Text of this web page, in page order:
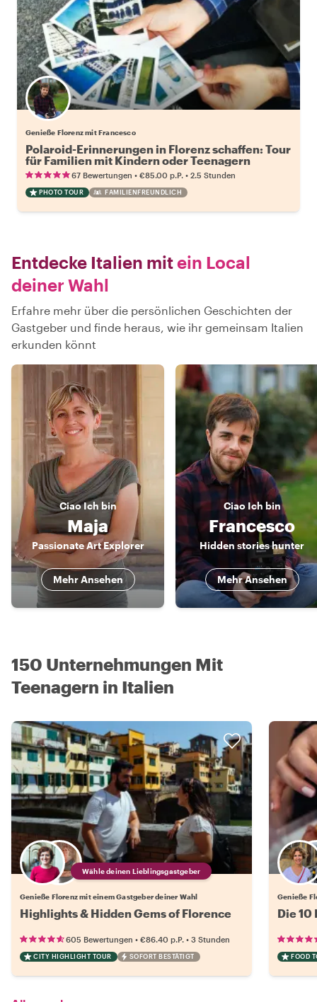
Genieße Florenz mit Francesco
Polaroid-Erinnerungen in Florenz schaffen: Tour
für Familien mit Kindern oder Teenagern
67 Bewertungen • €85.00 p.P. • 2.5 Stunden
PHOTO TOUR FAMILIENFREUNDLICH
Entdecke Italien mitein Local
deiner Wahl
Erfahre mehr über die persönlichen Geschichten der
Gastgeber und finde heraus, wie ihr gemeinsam Italien
erkunden könnt
CiaoIch bin
Maja
Passionate Art Explorer
Mehr Ansehen
Ciao Ich bin
Francesco
Hidden stories hunter
Mehr Ansehen
150 Unternehmungen Mit
Teenagern in Italien
Wähle deinen Lieblingsgastgeber
Genieße Florenz mit einem Gastgeber deiner Wahl
Highlights & Hidden Gems of Florence
605 Bewertungen • €86.40 p.P. • 3 Stunden
CITY HIGHLIGHT TOUR SOFORT BESTÄTIGT
Genieße
Die
FOOD